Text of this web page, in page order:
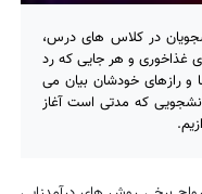
در کلاس های درس،
غذاخوری و هر جایی که رد
و رازهای خودشان بیان می
که مدتی است آغاز